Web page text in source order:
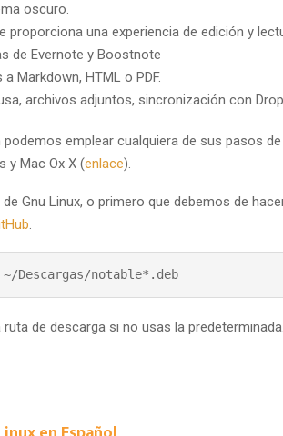
oscuro.
proporciona una experiencia de edición y
de Evernote y Boostnote
Markdown, HTML o PDF.
archivos adjuntos, sincronización con
emplear cualquiera de sus pasos
y Mac Ox X (enlace).
Gnu Linux, o primero que debemos de
.
Descargas/notable*.deb
de descarga si no usas la predeterminada.